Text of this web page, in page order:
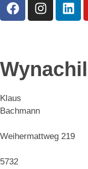
Klaus
Bachmann
Weihermattweg 219
5732